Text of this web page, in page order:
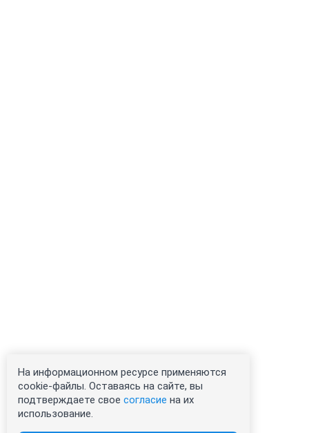
На информационном ресурсе применяются
cookie-файлы. Оставаясь на сайте, вы
подтверждаете свое согласие на их
использование.